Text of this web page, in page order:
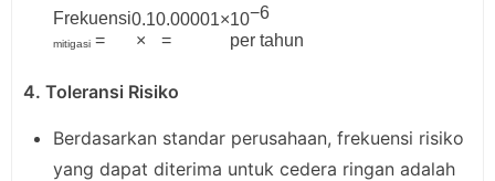
Frekuensi
mitigasi =
0.1
×
0.00001
=
×10−6
per tahun
4. Toleransi Risiko
Berdasarkan standar perusahaan, frekuensi risiko
yang dapat diterima untuk cedera ringan adalah